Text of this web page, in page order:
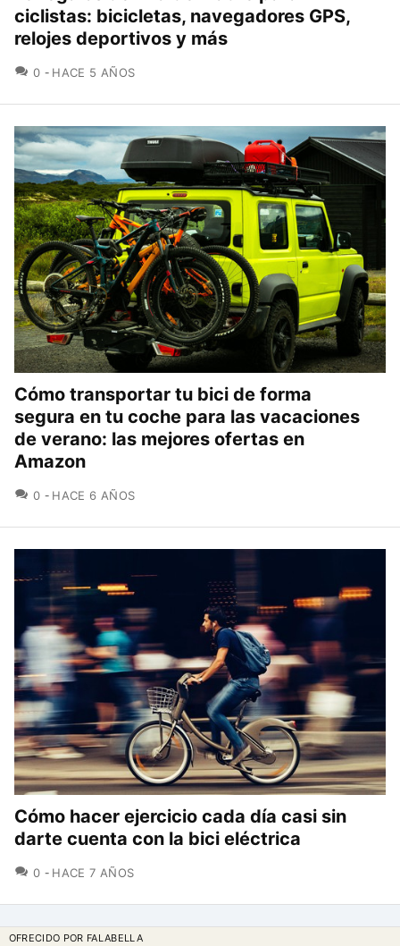
ciclistas: bicicletas, navegadores GPS,
relojes deportivos y más
0 COMENTARIOS
HACE 5 AÑOS
Cómo transportar tu bici de forma
segura en tu coche para las vacaciones
de verano: las mejores ofertas en
Amazon
0 COMENTARIOS
HACE 6 AÑOS
Cómo hacer ejercicio cada día casi sin
darte cuenta con la bici eléctrica
0 COMENTARIOS
HACE 7 AÑOS
OFRECIDO POR FALABELLA